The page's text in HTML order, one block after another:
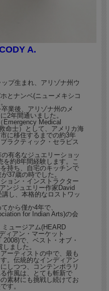
、また人気の秘密で
良さは勿論ですが、
ディネイトなどにも
A.
プ生まれ、アリゾナ州ウ
とナンベ(ニューメキシコ
業後、アリゾナ州のメ
2年間通いました。
Emergency Medical
命士）として、アメリカ海
に移住するまでの約3年
ラクティック・セラピス
有名なジュエリーショッ
約8年間経験します。こ
持ち、自宅のキッチンで
37歳の時でした。
ョン・インストラクター
ンジュエリー作家David
し、本格的なロストワッ
から僅か4年で、
for Indian Arts)の会
ュージアム(HEARD
ィアン・マーケット
で、ベスト・オブ・
ました。
ーティストの中で、最も
。伝統的なインディアン
しつつ、コンテンポラリ
作風は、とても斬新で
素材にも挑戦し続けてお
す。